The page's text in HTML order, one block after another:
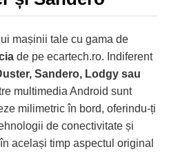
mașinii tale cu gama de
de pe ecartech.ro. Indiferent
Sandero, Lodgy sau
multimedia Android sunt
milimetric în bord, oferindu-ți
de conectivitate și
același timp aspectul original